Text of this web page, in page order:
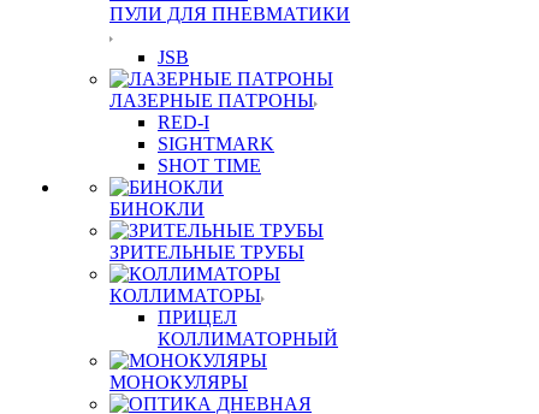
ПУЛИ ДЛЯ ПНЕВМАТИКИ
JSB
ЛАЗЕРНЫЕ ПАТРОНЫ
RED-I
SIGHTMARK
SHOT TIME
БИНОКЛИ
ЗРИТЕЛЬНЫЕ ТРУБЫ
КОЛЛИМАТОРЫ
ПРИЦЕЛ
КОЛЛИМАТОРНЫЙ
МОНОКУЛЯРЫ